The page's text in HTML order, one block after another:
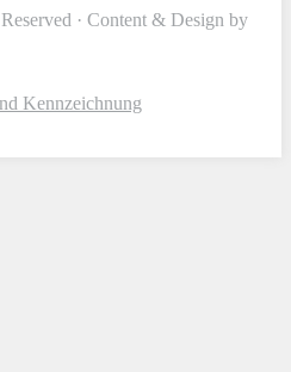
· Content & Design by
Kennzeichnung